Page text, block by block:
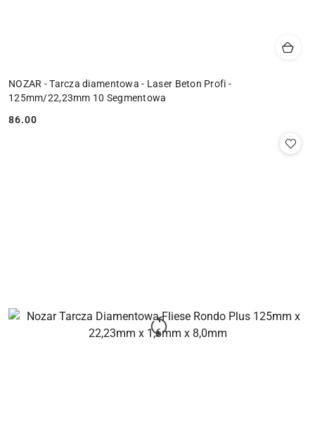
NOZAR - Tarcza diamentowa - Laser Beton Profi -
125mm/22,23mm 10 Segmentowa
Cena:
86.00